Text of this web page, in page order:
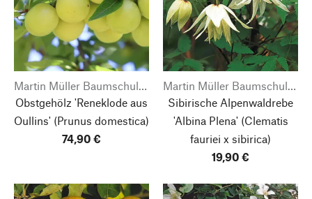
Martin Müller Baumschulen
Obstgehölz 'Reneklode aus
Oullins' (Prunus domestica)
74,90 €
Martin Müller Baumschulen
Sibirische Alpenwaldrebe
'Albina Plena'(Clematis
fauriei x sibirica)
19,90 €